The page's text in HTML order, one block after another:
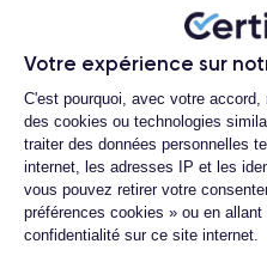
Votre expérience sur
Plateforme de
C'est pourquoi, avec votre
des cookies ou technologies
traiter des données personnelles
internet, les adresses IP et les
vous pouvez retirer votre
préférences cookies » ou en
confidentialité sur ce site internet.
neuf comme la batterie. Je
...
Henri D.
Bonne expérience